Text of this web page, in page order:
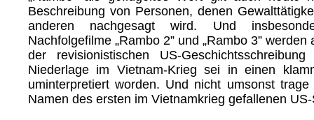
Beschreibung von Personen, denen
anderen nachgesagt wird. Und
Nachfolgefilme „Rambo 2” und „Rambo 3”
der revisionistischen US-
Niederlage im Vietnam-Krieg sei in einen
uminterpretiert worden. Und nicht umsonst
Namen des ersten im Vietnamkrieg gefallenen